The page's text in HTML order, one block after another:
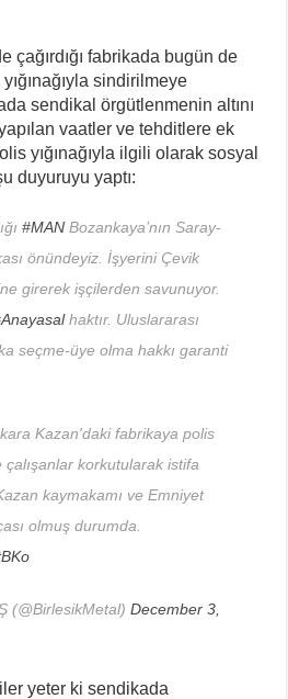
çağırdığı fabrikada bugün de
sindirilmeye
sendikal örgütlenmenin altını
vaatler ve tehditlere ek
yığınağıyla ilgili olarak sosyal
duyuruyu yaptı:
#MAN Bozankaya’nın Saray-
önündeyiz. İşyerini Çevik
girerek işçilerden savunuyor.
haktır. Uluslararası
seçme-üye olma hakkı garanti
Kazan'daki fabrikaya polis
çalışanlar korkutularak istifa
kaymakamı ve Emniyet
olmuş durumda.
(@BirlesikMetal)December 3,
yeter ki sendikada